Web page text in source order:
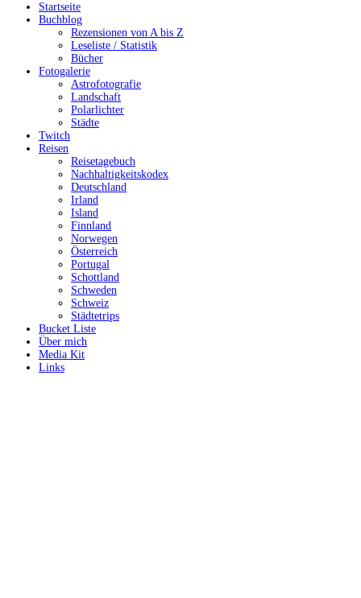
Startseite
Buchblog
Rezensionen von A bis Z
Leseliste / Statistik
Bücher
Fotogalerie
Astrofotografie
Landschaft
Polarlichter
Städte
Twitch
Reisen
Reisetagebuch
Nachhaltigkeitskodex
Deutschland
Irland
Island
Finnland
Norwegen
Österreich
Portugal
Schottland
Schweden
Schweiz
Städtetrips
Bucket Liste
Über mich
Media Kit
Links